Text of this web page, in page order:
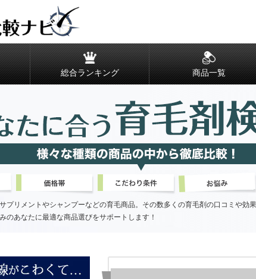
総合ランキング 商品一覧
プリメントやシャンプーなどの育毛商品。その数多くの育毛剤の口コミや効
のあなたに最適な商品選びをサポートします！